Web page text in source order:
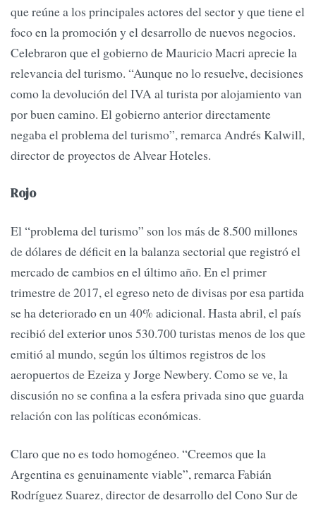
que reúne a los principales actores del sector y que tiene el
foco en la promoción y el desarrollo de nuevos negocios.
Celebraron que el gobierno de Mauricio Macri aprecie la
relevancia del turismo. “Aunque no lo resuelve, decisiones
como la devolución del IVA al turista por alojamiento van
por buen camino. El gobierno anterior directamente
negaba el problema del turismo”, remarca Andrés Kalwill,
director de proyectos de Alvear Hoteles.
Rojo
El “problema del turismo” son los más de 8.500 millones
de dólares de déficit en la balanza sectorial que registró el
mercado de cambios en el último año. En el primer
trimestre de 2017, el egreso neto de divisas por esa partida
se ha deteriorado en un 40% adicional. Hasta abril, el país
recibió del exterior unos 530.700 turistas menos de los que
emitió al mundo, según los últimos registros de los
aeropuertos de Ezeiza y Jorge Newbery. Como se ve, la
discusión no se confina a la esfera privada sino que guarda
relación con las políticas económicas.
Claro que no es todo homogéneo. “Creemos que la
Argentina es genuinamente viable”, remarca Fabián
Rodríguez Suarez, director de desarrollo del Cono Sur de